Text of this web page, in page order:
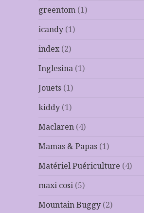
greentom (1)
icandy (1)
index(2)
Inglesina (1)
Jouets (1)
kiddy (1)
Maclaren (4)
Mamas & Papas (1)
Matériel Puériculture (4)
maxi cosi (5)
Mountain Buggy (2)